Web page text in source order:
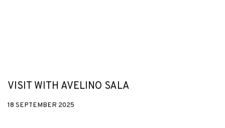
VISIT WITH AVELINO SALA
18 SEPTEMBER 2025